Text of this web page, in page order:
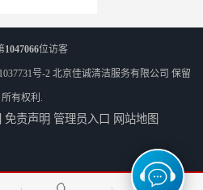
1047066位访客
号-2 北京佳诚清洁服务有限公司 保留
所有权利.
免责声明 管理员入口 网站地图